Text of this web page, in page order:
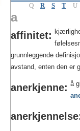
Q
R S T U
a
affinitet:
grunnleggende
avstand, enten den er
anerkjenne: å